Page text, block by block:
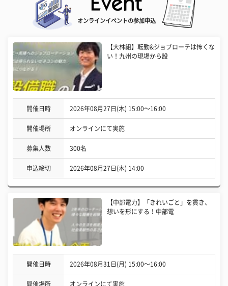
オンラインイベントの参加申込
【大林組】転勤&ジョブローテは怖くな
い！九州の現場から設
開催日時 2026年08月27日(木) 15:00〜16:00
開催場所 オンラインにて実施
募集人数 300名
申込締切 2026年08月27日(木) 14:00
【中部電力】「きれいごと」を貫き、
想いを形にする！中部電
開催日時 2026年08月31日(月) 15:00〜16:00
開催場所 オンラインにて実施